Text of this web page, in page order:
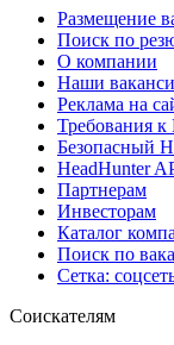
Размещение
Поиск по
О компании
Наши
Реклама на
Требования
Безопасный
HeadHunter
Партнерам
Инвесторам
Каталог
Поиск по
Сетка:
Соискателям